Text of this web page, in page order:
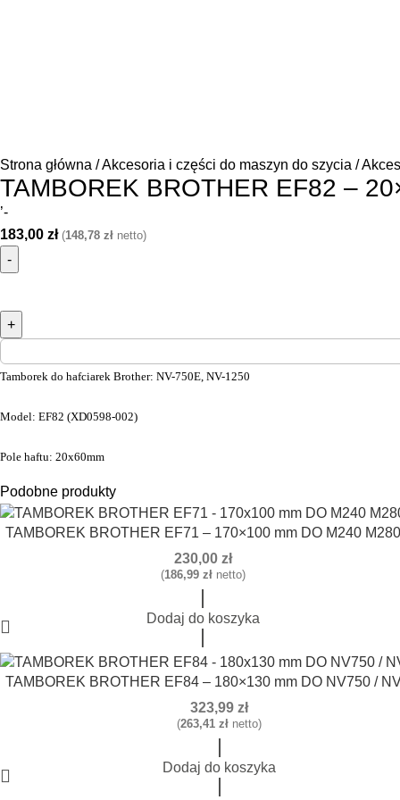
Strona główna Akcesoria i części do maszyn do szycia
TAMBOREK BROTHER EF82 –
’-
183,00 zł (148,78 zł netto)
Tamborek do hafciarek Brother: NV-750E, NV-1250
Model: EF82 (XD0598-002)
Pole haftu: 20x60mm
Podobne produkty
TAMBOREK BROTHER EF71 – 170×100 mm DO M240 M280
230,00 zł
(186,99 złnetto)
Dodaj do koszyka
TAMBOREK BROTHER EF84 – 180×130 mm DO NV750 /
323,99 zł
(263,41 zł netto)
Dodaj do koszyka